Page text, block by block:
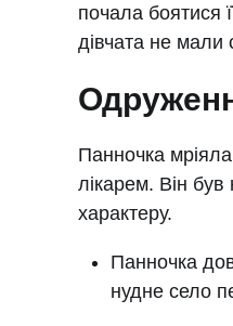
почала боятися
дівчата не мали
Панночка
лікарем. Він
характеру.
Панночка
нудне село